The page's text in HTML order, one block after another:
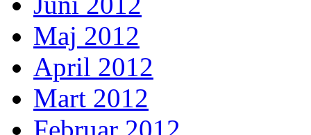
Maj 2012
April 2012
Mart 2012